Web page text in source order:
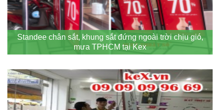
Standee chân sắt, khung sắt đứng ngoài trời chịu gió,
mưa TPHCM tại Kex